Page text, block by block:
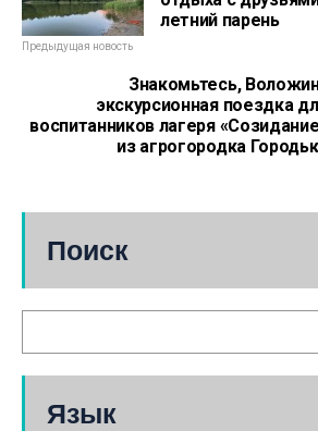
летний парень
Предыдущая новость
Знакомьтесь,
экскурсионная поездка
воспитанников лагеря
из агрогородка
Поиск
Язык